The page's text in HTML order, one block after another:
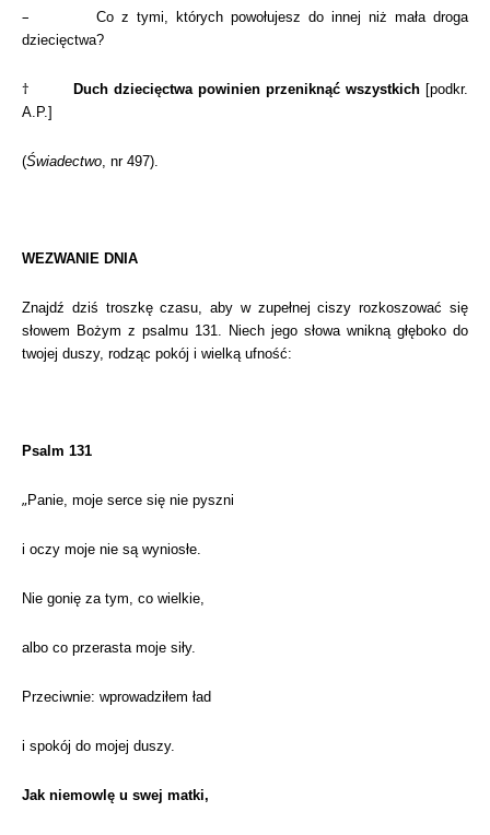
–
Co z tymi, których powołujesz do innej niż mała droga
dziecięctwa?
†Duch dziecięctwa powinien przeniknąć wszystkich [podkr.
A.P.]
(Świadectwo, nr 497).
WEZWANIE DNIA
Znajdź dziś troszkę czasu, aby w zupełnej ciszy rozkoszować się
słowem Bożym z psalmu 131. Niech jego słowa wnikną głęboko do
twojej duszy, rodząc pokój i wielką ufność:
Psalm 131
„Panie, moje serce się nie pyszni
i oczy moje nie są wyniosłe.
Nie gonię za tym, co wielkie,
albo co przerasta moje siły.
Przeciwnie: wprowadziłem ład
i spokój do mojej duszy.
Jak niemowlę u swej matki,